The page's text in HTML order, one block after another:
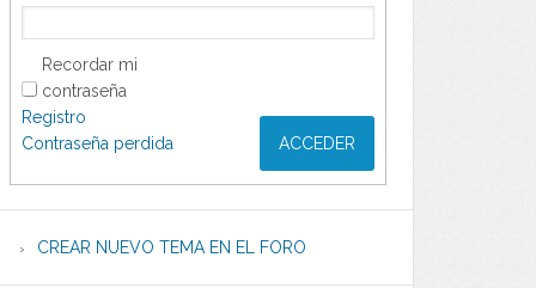
Recordar mi
contraseña
ACCEDER
Registro
Contraseña perdida
CREAR NUEVO TEMA EN EL FORO